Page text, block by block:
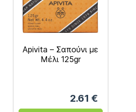
Apivita – Σαπούνι με
Μέλι 125gr
2.61 €